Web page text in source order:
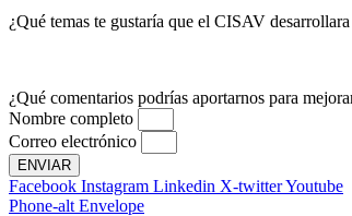
¿Qué temas te gustaría que el CISAV
¿Qué comentarios podrías aportarnos para
Nombre completo
Correo electrónico
ENVIAR
Facebook Instagram Linkedin X-twitterYoutube
Phone-alt Envelope